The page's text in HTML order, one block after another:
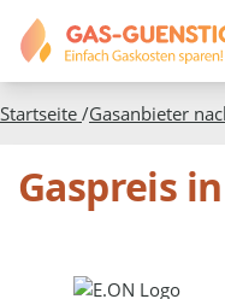
Startseite /Gasanbieter
Gaspreis